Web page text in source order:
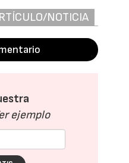
NOTICIA
ejemplo